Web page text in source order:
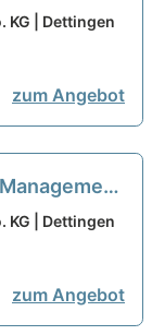
KG | Dettingen
zum Angebot
KG | Dettingen
zum Angebot